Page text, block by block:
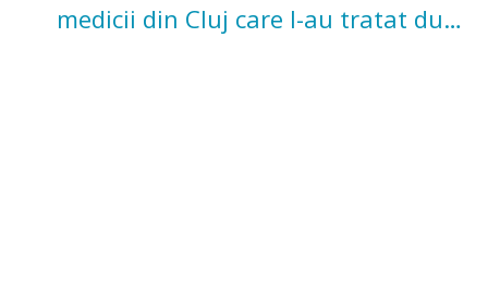
medicii din Cluj care l-au tratat după